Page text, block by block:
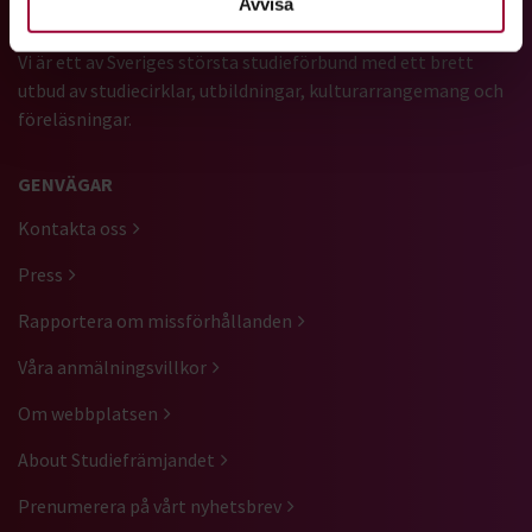
Vi är ett av Sveriges största studieförbund med ett brett
utbud av studiecirklar, utbildningar, kulturarrangemang och
föreläsningar.
GENVÄGAR
Kontakta oss
Press
Rapportera om missförhållanden
Våra anmälningsvillkor
Om webbplatsen
About Studiefrämjandet
Prenumerera på vårt nyhetsbrev